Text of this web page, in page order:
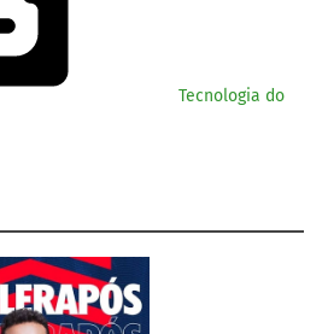
Tecnologia do